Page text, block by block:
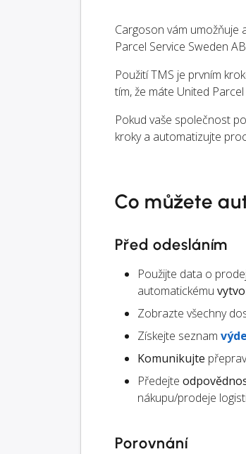
Cargoson vám umožňuje
Parcel Service Sweden
Použití TMS je prvním
tím, že máte United
Pokud vaše společnost
kroky a automatizujte
Co můžete
Před odesláním
Použijte data o
automatickému
Zobrazte všechny
Získejte seznam
Komunikujte
Předejte
nákupu/prodeje
Porovnání